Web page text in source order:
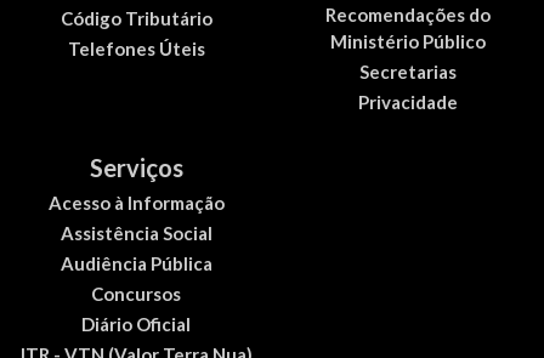
Código Tributário
Telefones Úteis
Recomendações do
Ministério Público
Secretarias
Privacidade
Serviços
Acesso à Informação
Assistência Social
Audiência Pública
Concursos
Diário Oficial